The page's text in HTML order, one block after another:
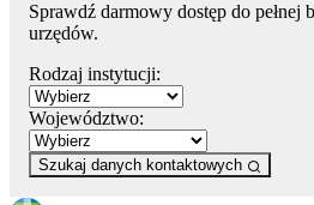
Sprawdź darmowy dostęp do pełnej
urzędów.
Rodzaj instytucji:
Województwo:
Szukaj danych kontaktowych